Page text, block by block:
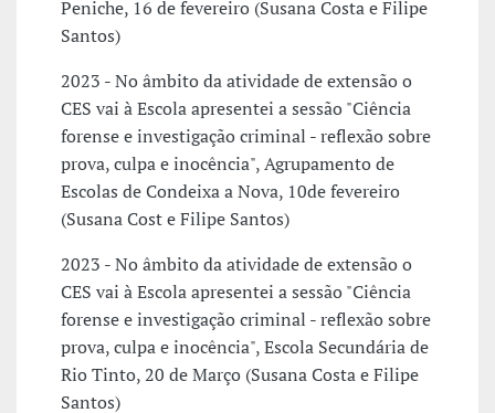
Peniche, 16 de fevereiro (Susana Costa e Filipe
Santos)
2023 - No âmbito da atividade de extensão o
CES vai à Escola apresentei a sessão "Ciência
forense e investigação criminal - reflexão sobre
prova, culpa e inocência", Agrupamento de
Escolas de Condeixa a Nova, 10de fevereiro
(Susana Cost e Filipe Santos)
2023 - No âmbito da atividade de extensão o
CES vai à Escola apresentei a sessão "Ciência
forense e investigação criminal - reflexão sobre
prova, culpa e inocência", Escola Secundária de
Rio Tinto, 20 de Março (Susana Costa e Filipe
Santos)